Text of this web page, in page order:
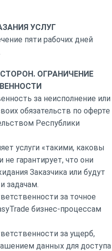
УСЛУГ
пяти рабочих дней
ОГРАНИЧЕНИЕ
за неисполнение или
обязательств по оферте
Республики
услуги «такими, каковы
не гарантирует, что они
Заказчика или будут
задачам.
за точное
бизнес-процессам
за ущерб,
данных для доступа